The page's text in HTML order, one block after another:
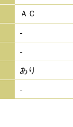
ＡＣ
-
-
あり
-